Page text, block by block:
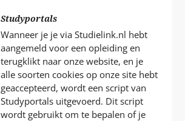
Studyportals
Wanneer je je via Studielink.nl hebt
aangemeld voor een opleiding en
terugklikt naar onze website, en je
alle soorten cookies op onze site hebt
geaccepteerd, wordt een script van
Studyportals uitgevoerd. Dit script
wordt gebruikt om te bepalen of je